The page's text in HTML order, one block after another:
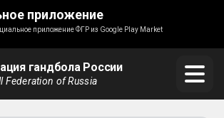
приложение
приложение ФГР из Google Play Market
гандбола России
Federation of Russia